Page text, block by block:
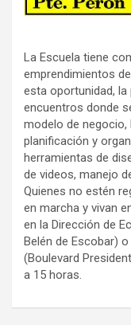
La Escuela tiene
emprendimientos
esta oportunidad,
encuentros donde
modelo de negocio,
planificación y
herramientas de
de videos, manejo
Quienes no estén
en marcha y vivan
en la Dirección de
Belén de Escobar)
(Boulevard
a 15 horas.